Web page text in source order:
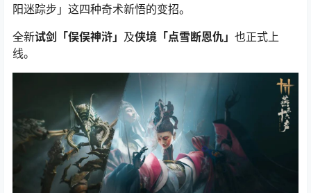
阳迷踪步」这四种奇术新悟的变招。
全新试剑「俣俣神浒」 及侠境「点雪断恩仇」 也正式上
线。